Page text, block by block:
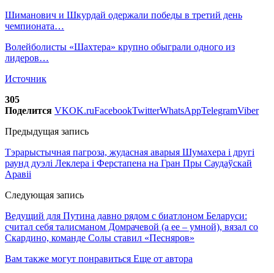
Шиманович и Шкурдай одержали победы в третий день
чемпионата…
Волейболисты «Шахтера» крупно обыграли одного из
лидеров…
Источник
305
Поделится VKOK.ruFacebookTwitterWhatsAppTelegramViber
Предыдущая запись
Тэрарыстычная пагроза, жудасная аварыя Шумахера і другі
раунд дуэлі Леклера і Ферстапена на Гран Пры Саудаўскай
Аравіі
Следующая запись
Ведущий для Путина давно рядом с биатлоном Беларуси:
считал себя талисманом Домрачевой (а ее – умной), вязал со
Скардино, команде Солы ставил «Песняров»
Вам также могут понравиться Еще от автора